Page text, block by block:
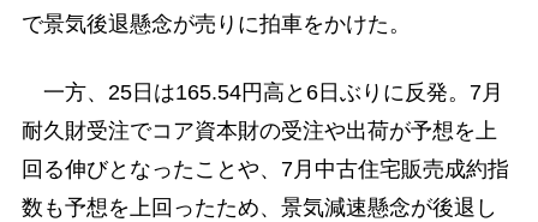
で景気後退懸念が売りに拍車をかけた。
一方、25日は165.54円高と6日ぶりに反発。7月
耐久財受注でコア資本財の受注や出荷が予想を上
回る伸びとなったことや、7月中古住宅販売成約指
数も予想を上回ったため、景気減速懸念が後退し